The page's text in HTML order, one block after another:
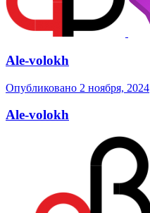
Ale-volokh
Опубликовано 2 ноября, 2024
Ale-volokh